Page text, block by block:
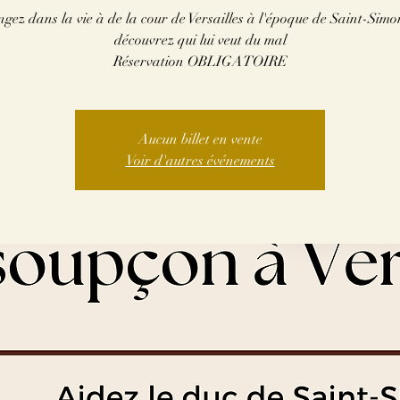
dans la vie à de la cour de Versailles à l'époque de Saint-
découvrez qui lui veut du mal
Réservation OBLIGATOIRE
Aucun billet en vente
Voir d'autres événements